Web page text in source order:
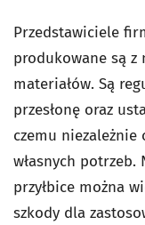
Przedstawiciele
produkowane są z
materiałów. Są
przesłonę oraz
czemu
własnych potrzeb.
przyłbice można
szkody dla